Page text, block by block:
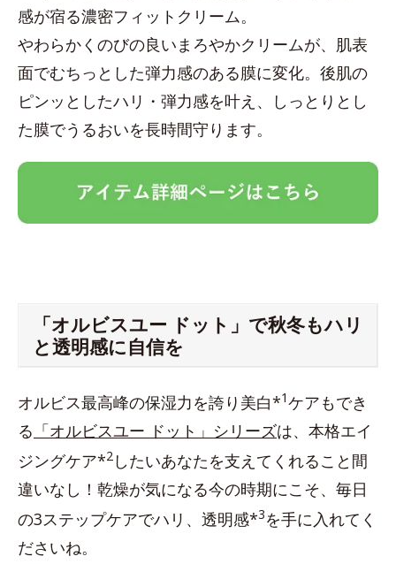
感が宿る濃密フィットクリーム。
やわらかくのびの良いまろやかクリームが、肌表
面でむちっとした弾力感のある膜に変化。後肌の
ピンッとしたハリ・弾力感を叶え、しっとりとし
た膜でうるおいを長時間守ります。
「オルビスユー ドット」で秋冬もハリ
と透明感に自信を
オルビス最高峰の保湿力を誇り美白*1ケアもでき
る 「オルビスユー ドット」シリーズは、本格エイ
ジングケア*2 したいあなたを支えてくれること間
違いなし！乾燥が気になる今の時期にこそ、毎日
の3ステップケアでハリ、透明感*3を手に入れてく
ださいね。